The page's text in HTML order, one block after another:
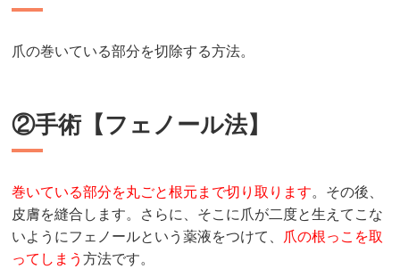
爪の巻いている部分を切除する方法。
②手術【フェノール法】
巻いている部分を丸ごと根元まで切り取ります。その後、
皮膚を縫合します。さらに、そこに爪が二度と生えてこな
いようにフェノールという薬液をつけて、 爪の根っこを取
ってしまう方法です。